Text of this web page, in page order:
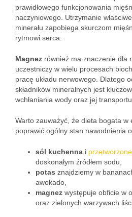
prawidłowego funkcjonowania
naczyniowego. Utrzymanie
minerału zapobiega skurczom
rytmowi serca.
Magnez również ma znaczenie dla
uczestniczy w wielu procesach
pracę układu nerwowego. Dlatego
składników mineralnych jest
wchłaniania wody oraz jej
Warto zauważyć, że dieta bogata w
poprawić ogólny stan nawodnienia
sól kuchenna i
doskonałym źródłem sodu,
potas znajdziemy w
awokado,
magnez występuje obficie w
oraz zielonych warzywach